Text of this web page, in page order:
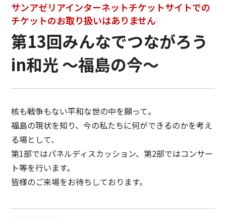
サンアゼリアインターネットチケットサイトでの
チケットのお取り扱いはありません
第13回みんなでつながろう
in和光 ～福島の今～
核も戦争もない平和な世の中を願って。
福島の現状を知り、今の私たちに何ができるのかを考え
る場として、
第1部ではパネルディスカッション、第2部ではコンサー
ト等を行います。
皆様のご来場をお待ちしております。